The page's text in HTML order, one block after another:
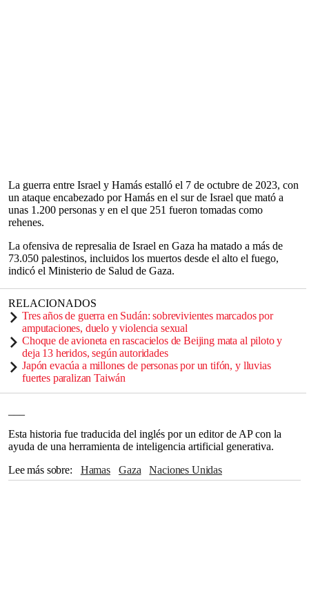
La guerra entre Israel y Hamás estalló el 7 de octubre de 2023, con
un ataque encabezado por Hamás en el sur de Israel que mató a
unas 1.200 personas y en el que 251 fueron tomadas como
rehenes.
La ofensiva de represalia de Israel en Gaza ha matado a más de
73.050 palestinos, incluidos los muertos desde el alto el fuego,
indicó el Ministerio de Salud de Gaza.
RELACIONADOS
Tres años de guerra en Sudán: sobrevivientes marcados por
amputaciones, duelo y violencia sexual
Choque de avioneta en rascacielos de Beijing mata al piloto y
deja 13 heridos, según autoridades
Japón evacúa a millones de personas por un tifón, y lluvias
fuertes paralizan Taiwán
Esta historia fue traducida del inglés por un editor de AP con la
ayuda de una herramienta de inteligencia artificial generativa.
Lee más sobre
Hamas Gaza Naciones Unidas